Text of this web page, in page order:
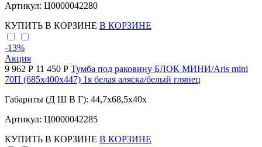
Артикул: Ц0000042280
КУПИТЬ В КОРЗИНЕ В КОРЗИНЕ
-13%
Акция
9 962 Р 11 450 Р Тумба под раковину БЛОК МИНИ/Aris mini
70П (685х400х447) 1я белая аляска/белый глянец
Габариты (Д Ш В Г): 44,7x68,5x40x
Артикул: Ц0000042285
КУПИТЬ В КОРЗИНЕ В КОРЗИНЕ